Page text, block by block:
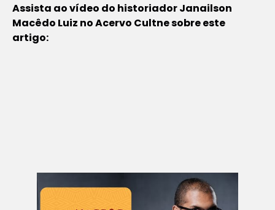
Assista ao vídeo do historiador Janailson
Macêdo Luiz no Acervo Cultne sobre este
artigo: